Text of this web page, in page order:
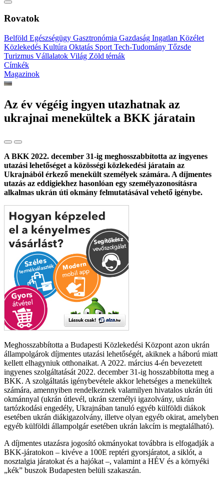
Rovatok
Belföld Egészségügy Gasztronómia Gazdaság Ingatlan Közélet
Közlekedés Kultúra Oktatás Sport Tech-Tudomány Tőzsde
Turizmus Vállalatok Világ Zöld témák
Címkék
Magazinok
Az év végéig ingyen utazhatnak az
ukrajnai menekültek a BKK járatain
A BKK 2022. december 31-ig meghosszabbította az ingyenes
utazási lehetőséget a közösségi közlekedési járatain az
Ukrajnából érkező menekült személyek számára. A díjmentes
utazás az eddigiekhez hasonlóan egy személyazonosításra
alkalmas ukrán úti okmány felmutatásával vehető igénybe.
Meghosszabbította a Budapesti Közlekedési Központ azon ukrán
állampolgárok díjmentes utazási lehetőségét, akiknek a háború miatt
kellett elhagyniuk otthonaikat. A 2022. március 4-én bevezetett
ingyenes szolgáltatását 2022. december 31-ig hosszabbította meg a
BKK. A szolgáltatás igénybevétele akkor lehetséges a menekültek
számára, amennyiben rendelkeznek valamilyen hivatalos ukrán úti
okmánnyal (ukrán útlevél, ukrán személyi igazolvány, ukrán
tartózkodási engedély, Ukrajnában tanuló egyéb külföldi diákok
esetében ukrán diákigazolvány, illetve olyan egyéb okirat, amelyben
egyéb külföldi állampolgár esetében ukrán lakcím is megtalálható).
A díjmentes utazásra jogosító okmányokat továbbra is elfogadják a
BKK-járatokon – kivéve a 100E reptéri gyorsjáratot, a siklót, a
nosztalgia járatokat és a hajókat –, valamint a HÉV és a környéki
„kék” buszok Budapesten belüli szakaszán.